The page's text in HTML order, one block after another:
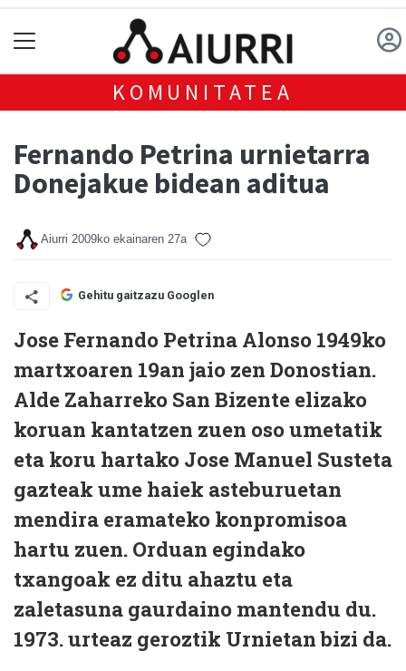
KOMUNITATEA
Fernando Petrina urnietarra
Donejakue bidean aditua
Aiurri 2009ko ekainaren 27a
Gehitu gaitzazu Googlen
Jose Fernando Petrina Alonso 1949ko
martxoaren 19an jaio zen Donostian.
Alde Zaharreko San Bizente elizako
koruan kantatzen zuen oso umetatik
eta koru hartako Jose Manuel Susteta
gazteak ume haiek asteburuetan
mendira eramateko konpromisoa
hartu zuen. Orduan egindako
txangoak ez ditu ahaztu eta
zaletasuna gaurdaino mantendu du.
1973. urteaz geroztik Urnietan bizi da.